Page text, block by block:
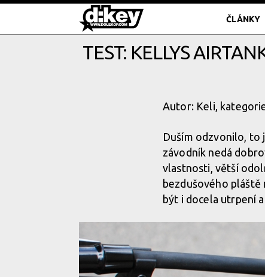
ČLÁNKY
TEST: KELLYS
Autor: Keli,
Duším odzvonilo, to
závodník nedá
vlastnosti, větší
bezdušového pláště
být i docela utrpení